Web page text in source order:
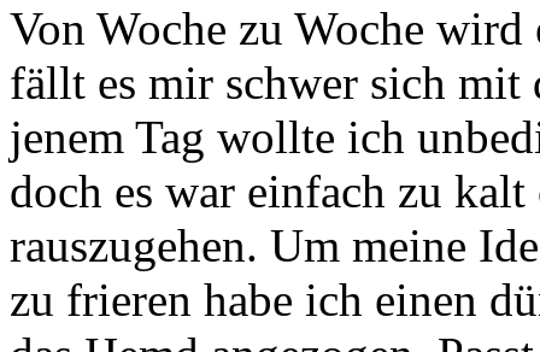
Von Woche zu Woche
fällt es mir schwer sich
jenem Tag wollte ich
doch es war einfach zu
rauszugehen. Um meine
zu frieren habe ich einen